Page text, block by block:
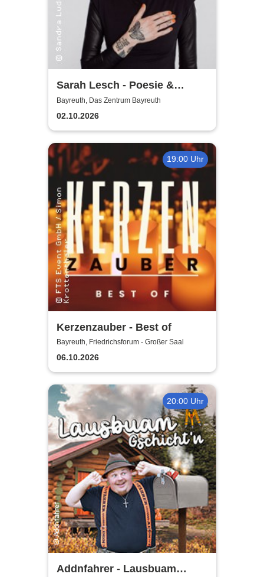
Sarah Lesch - Poesie &
Widerstand Tour
Bayreuth, Das Zentrum Bayreuth
02.10.2026
19:00 Uhr
Kerzenzauber - Best of
Bayreuth, Friedrichsforum - Großer Saal
06.10.2026
20:00 Uhr
Addnfahrer - Lausbuam